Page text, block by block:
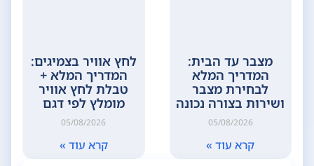
מצבר עד הבית:
המדריך המלא
לבחירת מצבר
ושירות בצורה נכונה
05/08/2026
קרא עוד »
לחץ אוויר בצמיגים:
המדריך המלא +
טבלת לחץ אוויר
מומלץ לפי דגם
05/08/2026
קרא עוד »